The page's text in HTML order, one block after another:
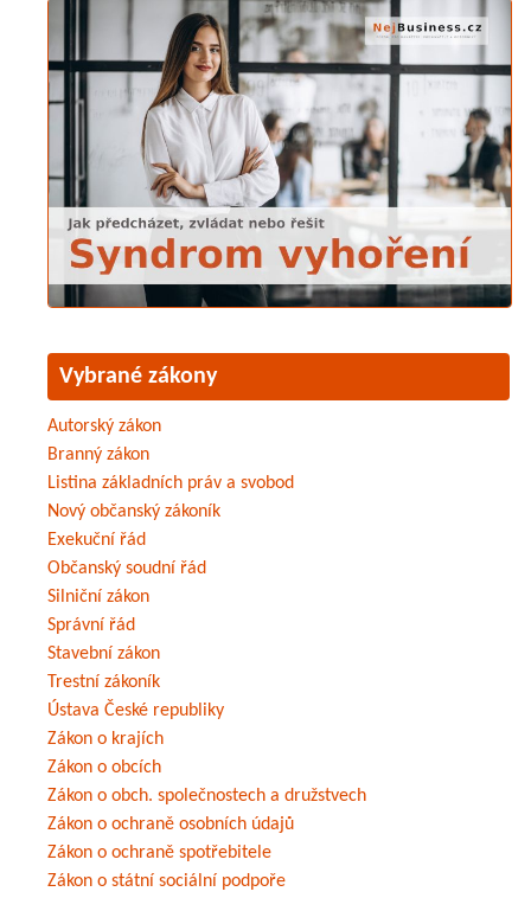
Vybrané zákony
Autorský zákon
Branný zákon
Listina základních práv a svobod
Nový občanský zákoník
Exekuční řád
Občanský soudní řád
Silniční zákon
Správní řád
Stavební zákon
Trestní zákoník
Ústava České republiky
Zákon o krajích
Zákon o obcích
Zákon o obch. společnostech a družstvech
Zákon o ochraně osobních údajů
Zákon o ochraně spotřebitele
Zákon o státní sociální podpoře